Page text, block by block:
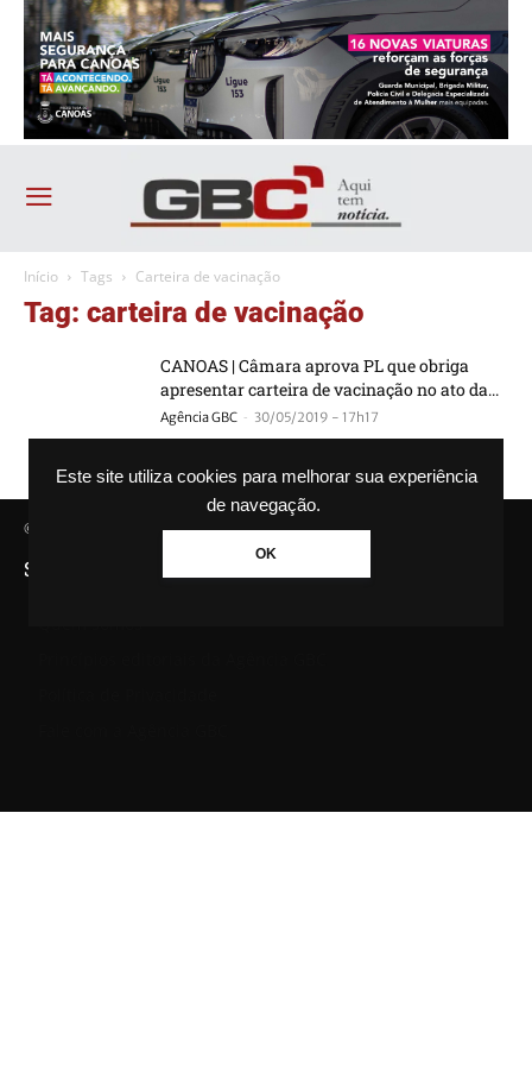
Este site utiliza cookies para melhorar sua experiência
de navegação.
OK
Início Tags Carteira de vacinação
Tag: carteira de vacinação
CANOAS | Câmara aprova PL que obriga
apresentar carteira de vacinação no ato da...
Agência GBC - 30/05/2019 - 17h17
© Agência GBC. Aqui tem notícia. Todos os direitos reservados.
SAIBA MAIS SOBRE A AGÊNCIA GBC